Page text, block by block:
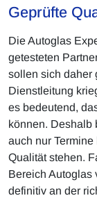
Geprüfte
Die Autoglas
getesteten
sollen sich daher
Dienstleitung
es bedeutend,
können. Deshalb
auch nur
Qualität stehen.
Bereich Autoglas
definitiv an der